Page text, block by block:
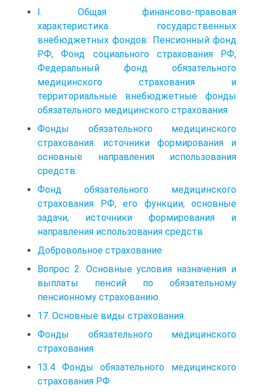
I. Общая финансово-правовая
характеристика государственных
внебюджетных фондов: Пенсионный фонд
РФ, Фонд социального страхования РФ,
Федеральный фонд обязательного
медицинского страхования и
территориальные внебюджетные фонды
обязательного медицинского страхования
Фонды обязательного медицинского
страхования: источники формирования и
основные направления использования
средств.
Фонд обязательного медицинского
страхования РФ, его функции, основные
задачи, источники формирования и
направления использования средств
Добровольное страхование
Вопрос 2. Основные условия назначения и
выплаты пенсий по обязательному
пенсионному страхованию.
17. Основные виды страхования.
Фонды обязательного медицинского
страхования
13.4 Фонды обязательного медицинского
страхования РФ